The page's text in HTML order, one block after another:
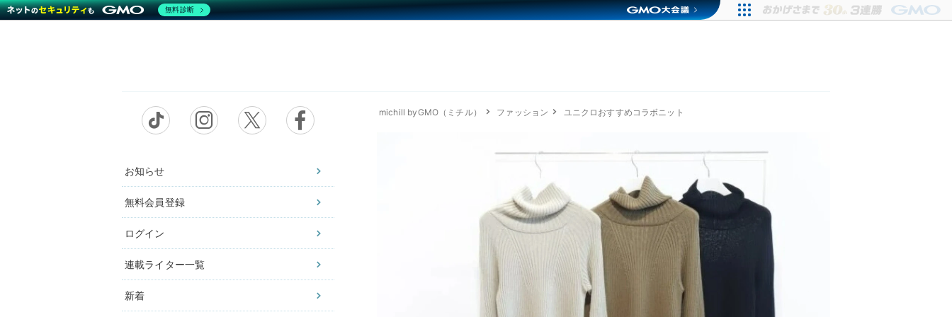
お知らせ
無料会員登録
ログイン
連載ライター一覧
新着
michill byGMO（ミチル） ファッション ユニクロおすすめコラボニット
無料診断